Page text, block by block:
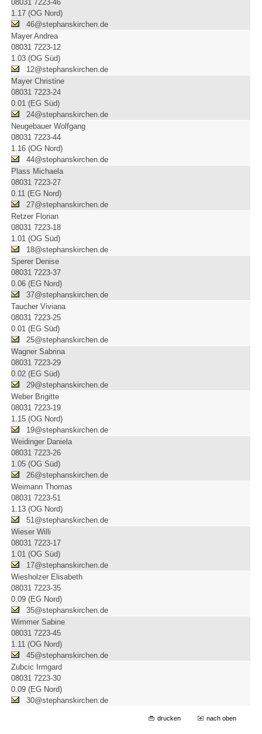
08031 7223-46
1.17 (OG Nord)
46@stephanskirchen.de
Mayer Andrea
08031 7223-12
1.03 (OG Süd)
12@stephanskirchen.de
Mayer Christine
08031 7223-24
0.01 (EG Süd)
24@stephanskirchen.de
Neugebauer Wolfgang
08031 7223-44
1.16 (OG Nord)
44@stephanskirchen.de
Plass Michaela
08031 7223-27
0.11 (EG Nord)
27@stephanskirchen.de
Retzer Florian
08031 7223-18
1.01 (OG Süd)
18@stephanskirchen.de
Sperer Denise
08031 7223-37
0.06 (EG Nord)
37@stephanskirchen.de
Taucher Viviana
08031 7223-25
0.01 (EG Süd)
25@stephanskirchen.de
Wagner Sabrina
08031 7223-29
0.02 (EG Süd)
29@stephanskirchen.de
Weber Brigitte
08031 7223-19
1.15 (OG Nord)
19@stephanskirchen.de
Weidinger Daniela
08031 7223-26
1.05 (OG Süd)
26@stephanskirchen.de
Weimann Thomas
08031 7223-51
1.13 (OG Nord)
51@stephanskirchen.de
Wieser Willi
08031 7223-17
1.01 (OG Süd)
17@stephanskirchen.de
Wiesholzer Elisabeth
08031 7223-35
0.09 (EG Nord)
35@stephanskirchen.de
Wimmer Sabine
08031 7223-45
1.11 (OG Nord)
45@stephanskirchen.de
Zubcic Irmgard
08031 7223-30
0.09 (EG Nord)
30@stephanskirchen.de
drucken nach oben